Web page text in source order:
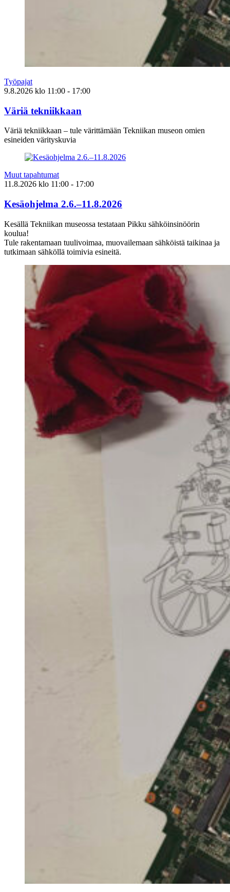
Työpajat
9.8.2026 klo 11:00 - 17:00
Väriä tekniikkaan
Väriä tekniikkaan – tule värittämään Tekniikan museon omien
esineiden värityskuvia
Muut tapahtumat
11.8.2026 klo 11:00 - 17:00
Kesäohjelma 2.6.–11.8.2026
Kesällä Tekniikan museossa testataan Pikku sähköinsinöörin
koulua!
Tule rakentamaan tuulivoimaa, muovailemaan sähköistä taikinaa ja
tutkimaan sähköllä toimivia esineitä.